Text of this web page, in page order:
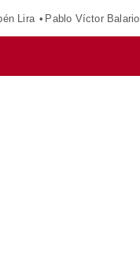
Lira Pablo Víctor Balario